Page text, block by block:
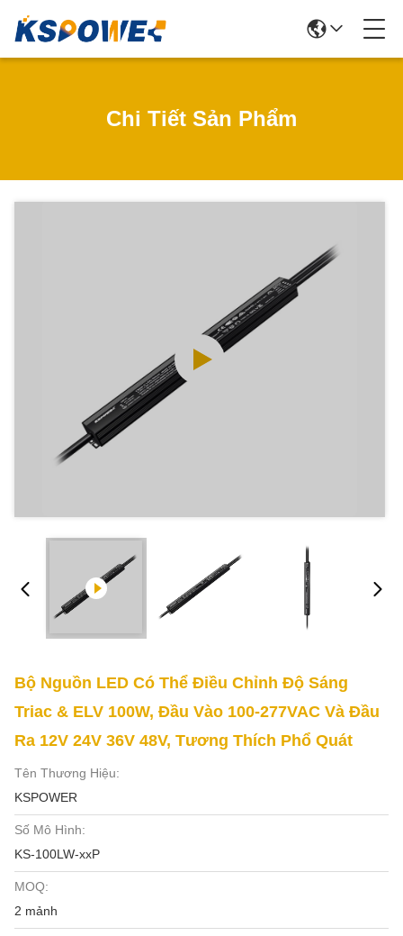
Chi Tiết Sản Phẩm
Bộ Nguồn LED Có Thể Điều Chỉnh Độ Sáng
Triac & ELV 100W, Đầu Vào 100-277VAC Và Đầu
Ra 12V 24V 36V 48V, Tương Thích Phổ Quát
Tên Thương Hiệu:
KSPOWER
Số Mô Hình:
KS-100LW-xxP
MOQ:
2 mảnh